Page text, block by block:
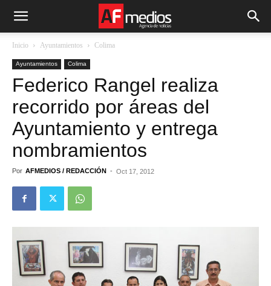
Inicio Ayuntamientos Colima
Ayuntamientos Colima
Federico Rangel realiza
recorrido por áreas del
Ayuntamiento y entrega
nombramientos
Por AFMEDIOS / REDACCIÓN - Oct 17, 2012